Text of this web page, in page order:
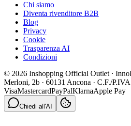
Chi siamo
Diventa rivenditore B2B
Blog
Privacy
Cookie
Trasparenza AI
Condizioni
© 2026 Inshopping Official Outlet ·
Merloni, 2b · 60131 Ancona · C.F./
VisaMastercardPayPalKlarnaApple Pay
Chiedi all'AI